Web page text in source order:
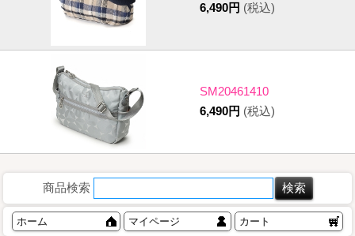
6,490円 (税込)
SM20461410
6,490円 (税込)
商品検索
ホーム マイページ カート